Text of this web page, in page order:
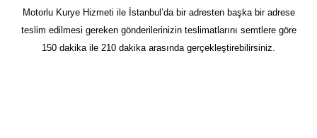
Motorlu Kurye Hizmeti ile İstanbul’da bir adresten başka bir adrese
teslim edilmesi gereken gönderilerinizin teslimatlarını semtlere göre
150 dakika ile 210 dakika arasında gerçekleştirebilirsiniz.